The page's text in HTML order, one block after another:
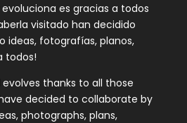
evoluciona es gracias a todos
visitado han decidido
ideas, fotografías, planos,
todos!
evolves thanks to all those
decided to collaborate by
photographs, plans,